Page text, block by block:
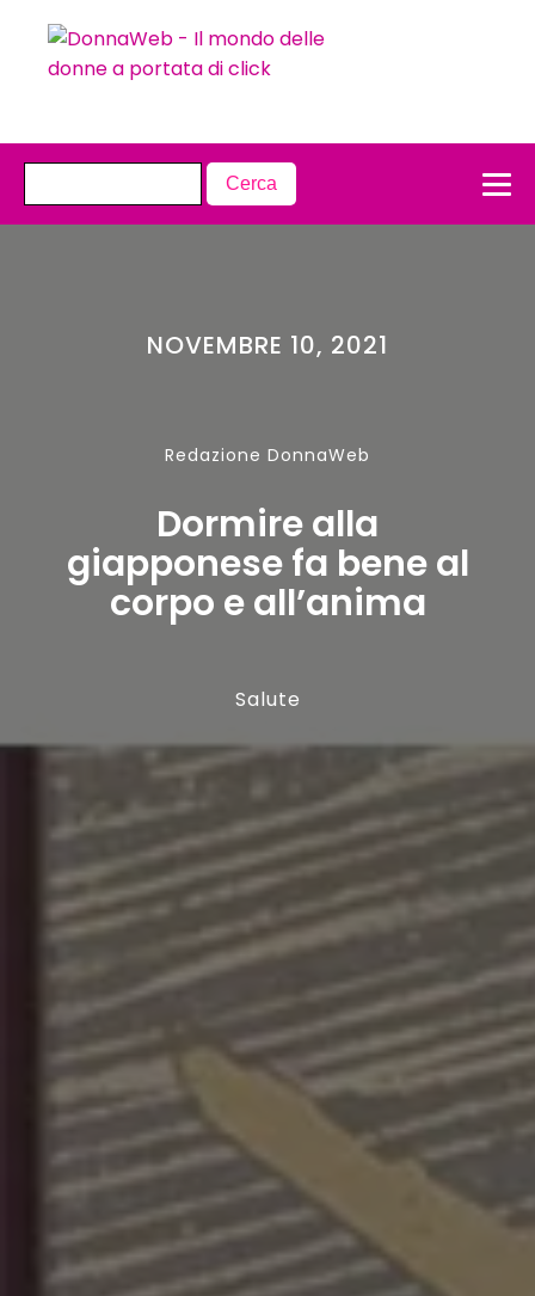
NOVEMBRE 10, 2021
Redazione DonnaWeb
Dormire alla
giapponese fa bene al
corpo e all’anima
Salute